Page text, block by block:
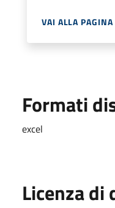
VAI ALLA PAGINA
Formati
excel
Licenza